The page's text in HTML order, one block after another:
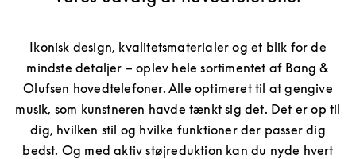
Ikonisk design, kvalitetsmaterialer og et blik for de
mindste detaljer – oplev hele sortimentet af Bang &
Olufsen hovedtelefoner. Alle optimeret til at gengive
musik, som kunstneren havde tænkt sig det. Det er op til
dig, hvilken stil og hvilke funktioner der passer dig
bedst. Og med aktiv støjreduktion kan du nyde hvert